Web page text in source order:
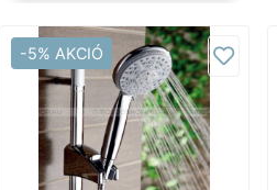
-5% AKCIÓ